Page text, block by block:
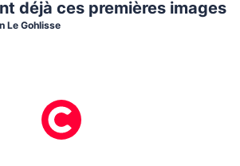
déjà ces premières images
Le Gohlisse